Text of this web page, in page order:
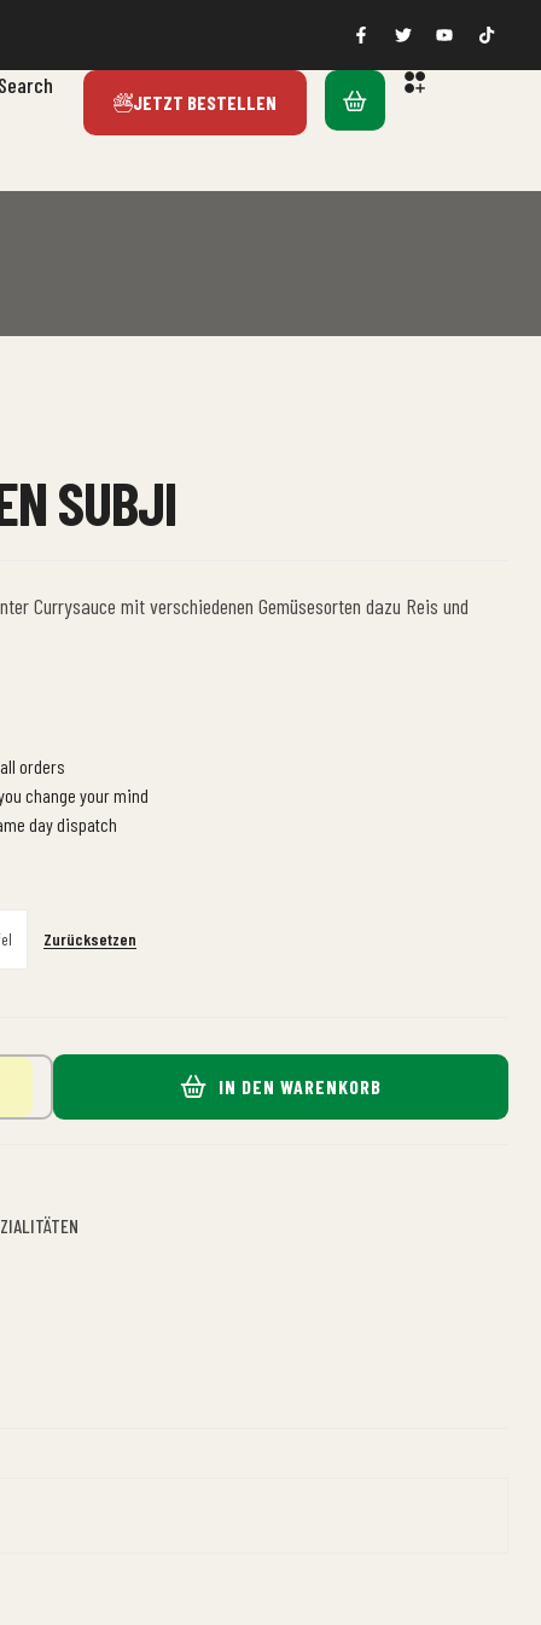
JETZT BESTELLEN
SUBJI
Currysauce mit verschiedenen Gemüsesorten dazu Reis und
orders
change your mind
day dispatch
Zurücksetzen
IN DEN WARENKORB